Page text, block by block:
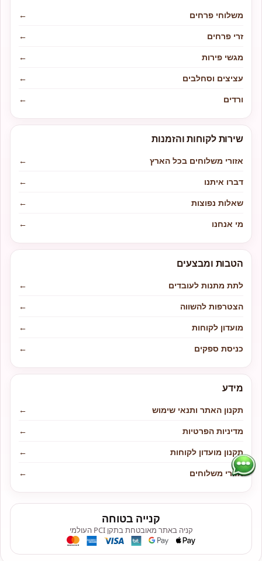
משלוחי פרחים
←
זרי פרחים
←
מגשי פירות
←
עציצים וסחלבים
←
ורדים
←
שירות לקוחות והזמנות
אזורי משלוחים בכל הארץ
←
דברו איתנו
←
שאלות נפוצות
←
מי אנחנו
←
הטבות ומבצעים
לתת מתנות לעובדים
←
הצטרפות להשווה
←
מועדון לקוחות
←
כניסת ספקים
←
מידע
תקנון האתר ותנאי שימוש
←
מדיניות הפרטיות
←
תקנון מועדון לקוחות
←
אזורי משלוחים
←
קנייה בטוחה
קניה באתר מאובטחת בתקן PCI העולמי